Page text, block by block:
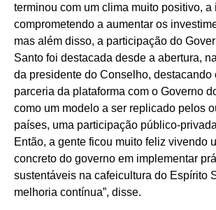
terminou com um clima muito positivo, a
comprometendo a aumentar os
mas além disso, a participação do
Santo foi destacada desde a abertura,
da presidente do Conselho, destacando
parceria da plataforma com o Governo
como um modelo a ser replicado pelos
países, uma participação público-
Então, a gente ficou muito feliz vivendo
concreto do governo em implementar
sustentáveis na cafeicultura do Espírito
melhoria contínua”, disse.